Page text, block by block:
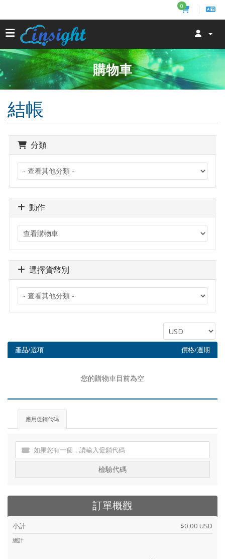
0
購物車
結帳
分類
動作
選擇貨幣別
產品/選項 價格/週期
您的購物車目前為空
應用促銷代碼
檢驗代碼
訂單概觀
小計 $0.00 USD
總計